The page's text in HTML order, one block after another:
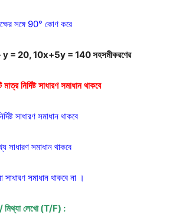
সঙ্গে 90° কোণ করে
y = 20, 10x+5y = 140সহসমীকরণের
মাত্র নির্দিষ্ট সাধারণ সমাধান থাকবে
সাধারণ সমাধান থাকবে
সাধারণ সমাধান থাকবে
সমাধান থাকবে না ।
মিথ্যা লেখো(T/F) :